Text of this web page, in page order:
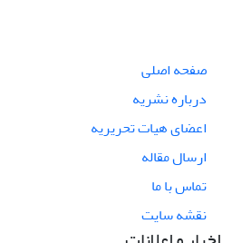
صفحه اصلی
درباره نشریه
اعضای هیات تحریریه
ارسال مقاله
تماس با ما
نقشه سایت